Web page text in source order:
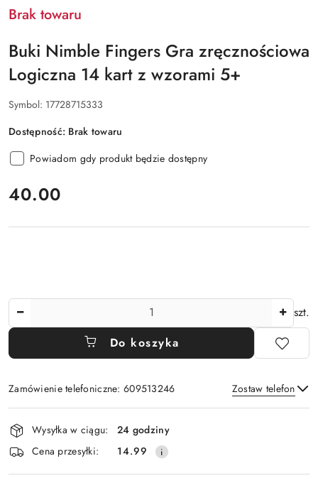
Brak towaru
Buki Nimble Fingers Gra zręcznościowa
Logiczna 14 kart z wzorami 5+
Symbol: 17728715333
Dostępność: Brak towaru
Powiadom gdy produkt będzie dostępny
cena:
40.00
szt.
Do koszyka
Zamówienie telefoniczne: 609513246 Zostaw telefon
Wyślij
Dostępność
i
dostawa
Wysyłka w ciągu:
24 godziny
Cena przesyłki:
14.99